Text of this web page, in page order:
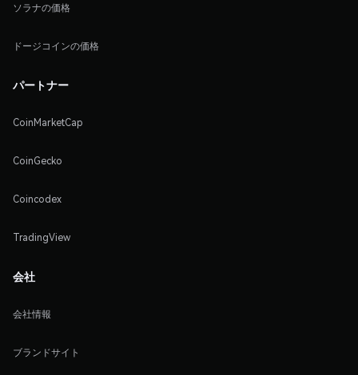
ソラナの価格
ドージコインの価格
パートナー
CoinMarketCap
CoinGecko
Coincodex
TradingView
会社
会社情報
ブランドサイト